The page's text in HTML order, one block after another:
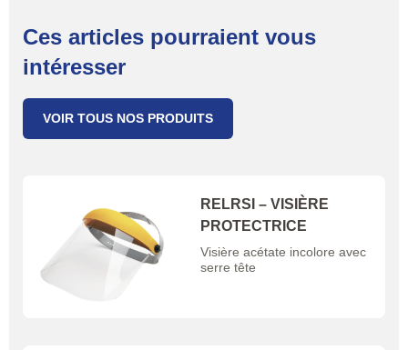
Ces articles pourraient vous
intéresser
VOIR TOUS NOS PRODUITS
RELRSI – VISIÈRE
PROTECTRICE
Visière acétate incolore avec
serre tête